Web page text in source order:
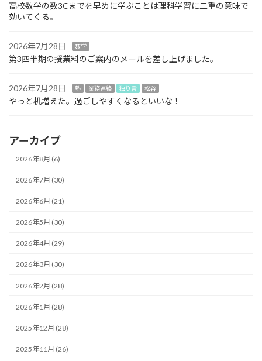
高校数学の数3Cまでを早めに学ぶことは理科学習に二重の意味で
効いてくる。
2026年7月28日 数学
第3四半期の授業料のご案内のメールを差し上げました。
2026年7月28日 塾 業務連絡 独り言 松谷
やっと机増えた。過ごしやすくなるといいな！
アーカイブ
2026年8月 (6)
2026年7月 (30)
2026年6月 (21)
2026年5月 (30)
2026年4月 (29)
2026年3月 (30)
2026年2月 (28)
2026年1月 (28)
2025年12月 (28)
2025年11月 (26)